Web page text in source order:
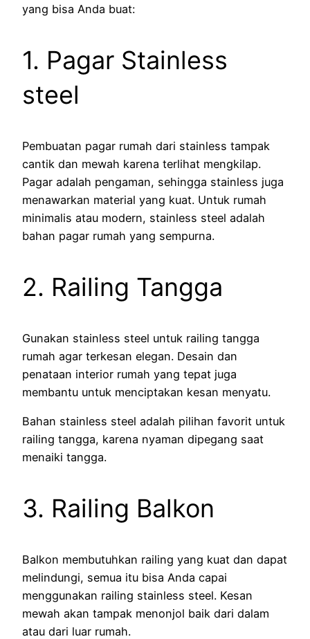
yang bisa Anda buat:
1. Pagar Stainless
steel
Pembuatan pagar rumah dari stainless tampak
cantik dan mewah karena terlihat mengkilap.
Pagar adalah pengaman, sehingga stainless juga
menawarkan material yang kuat. Untuk rumah
minimalis atau modern, stainless steel adalah
bahan pagar rumah yang sempurna.
2. Railing Tangga
Gunakan stainless steel untuk railing tangga
rumah agar terkesan elegan. Desain dan
penataan interior rumah yang tepat juga
membantu untuk menciptakan kesan menyatu.
Bahan stainless steel adalah pilihan favorit untuk
railing tangga, karena nyaman dipegang saat
menaiki tangga.
3. Railing Balkon
Balkon membutuhkan railing yang kuat dan dapat
melindungi, semua itu bisa Anda capai
menggunakan railing stainless steel. Kesan
mewah akan tampak menonjol baik dari dalam
atau dari luar rumah.